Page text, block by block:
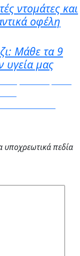
ντομάτες και
οφέλη
Μάθε τα 9
υγεία μας
υποχρεωτικά πεδία